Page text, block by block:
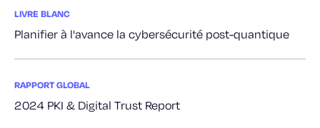
LIVRE BLANC
Planifier à l'avance la cybersécurité post-quantique
RAPPORT GLOBAL
2024 PKI & Digital Trust Report